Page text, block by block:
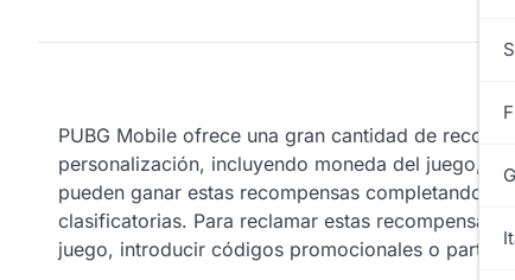
PUBG Mobile ofrece una gran cantidad de
personalización, incluyendo moneda del juego,
pueden ganar estas recompensas completando
clasificatorias. Para reclamar estas
juego, introducir códigos promocionales o